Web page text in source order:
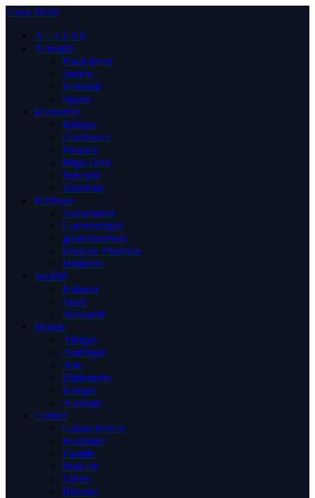
Close Menu
A LA UNE
Actualité
Flash Infos
Justice
National
Sports
Economie
Banque
Commerce
Finance
High-Tech
Industrie
Tourisme
Politique
Association
Communiqué
gouvernement
Droit de l’homme
Ministère
Société
Enfance
Santé
Solidarité
Monde
Afrique
Amérique
Asie
Diplomatie
Europe
Australia
Culture
Condoléances
Proximité
Famille
Podcast
Livres
Histoire